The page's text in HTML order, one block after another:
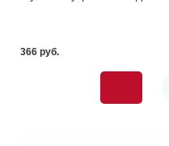
366 pуб.